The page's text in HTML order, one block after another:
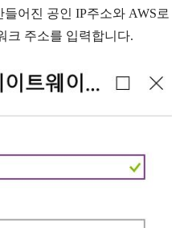
어진 공인 IP주소와 AWS로
크 주소를 입력합니다.